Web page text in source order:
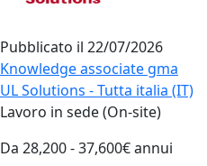
Pubblicato il 22/07/2026
Knowledge associate gma
UL Solutions - Tutta italia (IT)
Lavoro in sede (On-site)
Da 28,200 - 37,600€ annui